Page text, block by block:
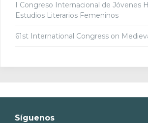
I Congreso Internacional de Jóvenes
Estudios Literarios Femeninos
61st International Congress on
Síguenos